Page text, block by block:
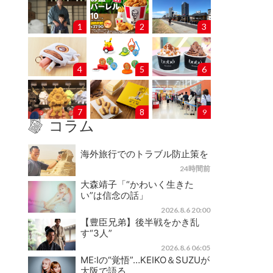
1 2 3
4 5 6
7 8 9
コラム
海外旅行でのトラブル防止策を
24時間前
大森靖子「“かわいく生きた
い”は信念の話」
2026.8.6 20:00
【豊臣兄弟】後半戦をかき乱
す“3人”
2026.8.6 06:05
ME:Iの“覚悟”…KEIKO＆SUZUが